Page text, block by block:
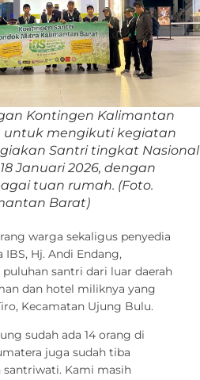
Kontingen Kalimantan
untuk mengikuti kegiatan
Santri tingkat Nasional
Januari 2026, dengan
tuan rumah. (Foto.
Barat)
warga sekaligus penyedia
Hj. Andi Endang,
santri dari luar daerah
dan hotel miliknya yang
Kecamatan Ujung Bulu.
sudah ada 14 orang di
juga sudah tiba
santriwati. Kami masih